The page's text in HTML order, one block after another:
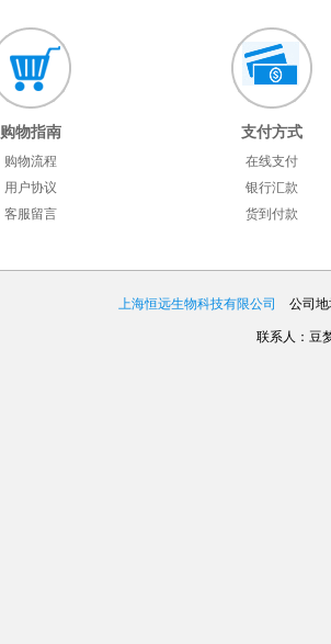
购物指南
购物流程
用户协议
客服留言
支付方式
在线支付
银行汇款
货到付款
上海恒远生物科技有限公司 公司地
联系人：豆